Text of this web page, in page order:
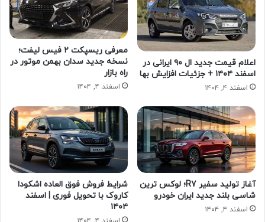
اعلام قیمت جدید ال ۹۰ ایرانی در
اسفند ۱۴۰۴ + جزئیات افزایش بها
اسفند ۴, ۱۴۰۴
معرفی ریسپکت ۲ فیس لیفت؛
نسخه جدید سدان بهمن موتور در
راه بازار
اسفند ۴, ۱۴۰۴
آغاز تولید سفیر R7؛ لوکس ترین
شاسی بلند جدید ایران خودرو
اسفند ۴, ۱۴۰۴
شرایط فروش فوق العاده اشکودا
کاروک با تحویل فوری | اسفند
۱۴۰۴